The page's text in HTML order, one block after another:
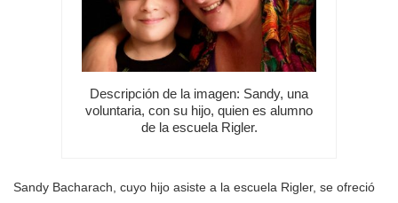
Descripción de la imagen: Sandy, una
voluntaria, con su hijo, quien es alumno
de la escuela Rigler.
Sandy Bacharach, cuyo hijo asiste a la escuela Rigler, se ofreció